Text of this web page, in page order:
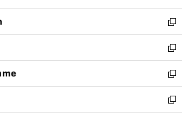
開
く
ウ
で
開
く
ン
ド
ウ
で
開
く
ウ
ィ
ン
ド
ウ
で
開
く
し
い
ウ
ィ
ン
ド
ウ
で
開
新
し
い
ウ
ィ
ン
ド
ウ
新
し
い
ウ
ィ
新
し
い
新